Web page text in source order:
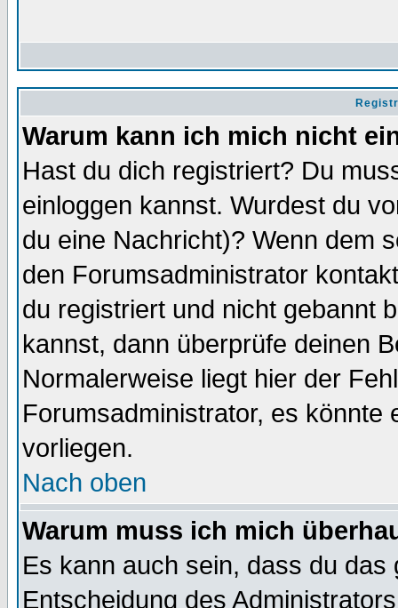
Warum kann ich mich nicht
Hast du dich registriert? Du
einloggen kannst. Wurdest du
du eine Nachricht)? Wenn dem
den Forumsadministrator
du registriert und nicht gebannt
kannst, dann überprüfe deinen
Normalerweise liegt hier der
Forumsadministrator, es könnte
vorliegen.
Nach oben
Warum muss ich mich
Es kann auch sein, dass du
Entscheidung des